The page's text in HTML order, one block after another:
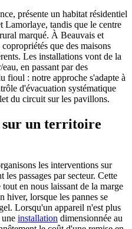
présente un habitat résidentiel
Lamorlaye, tandis que le centre
marqué. À Beauvais et
que des maisons
Les installations vont de la
en passant par des
fioul : notre approche s'adapte à
d'évacuation systématique
du circuit sur les pavillons.
sur un territoire
les interventions sur
passages par secteur. Cette
en nous laissant de la marge
hiver, lorsque les pannes se
Lorsqu'un appareil n'est plus
une installation dimensionnée au